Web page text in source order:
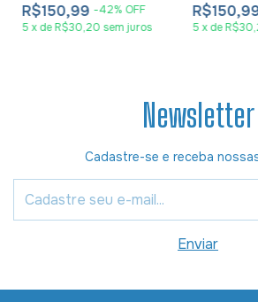
R$150,99 -42% OFF
5 xdeR$30,20 sem juros 5 xde
Newsletter
Cadastre-se e receba